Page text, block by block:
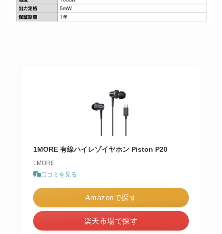
1MORE 有線ハイレゾイヤホン Piston P20
1MORE
口コミを見る
Amazonで探す
楽天市場で探す